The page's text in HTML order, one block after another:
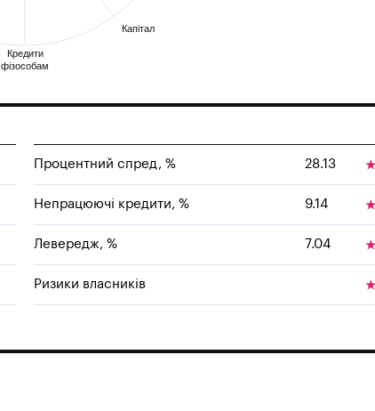
Капітал
Кредити
фізособам
Процентний спред, % 28.13
Непрацюючі кредити, % 9.14
Левередж, % 7.04
Ризики власників